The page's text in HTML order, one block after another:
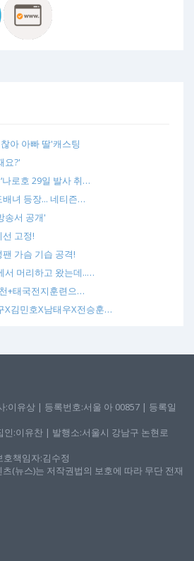
아 아빠 딸'캐스팅
요?'
나로호 29일 발사 취…
녀 등장... 네티즌…
송서 공개'
고정!
가슴 기습 공격!
서 머리하고 왔는데..…
천+태국전지훈련으…
X김민호X남태우X전승훈…
:이유상 | 등록번호:서울 아 00857 | 등록일
:이유찬 | 발행소:서울시 강남구 논현로
책임자:김수정
(뉴스)는 저작권법의 보호에 따라 무단 전재